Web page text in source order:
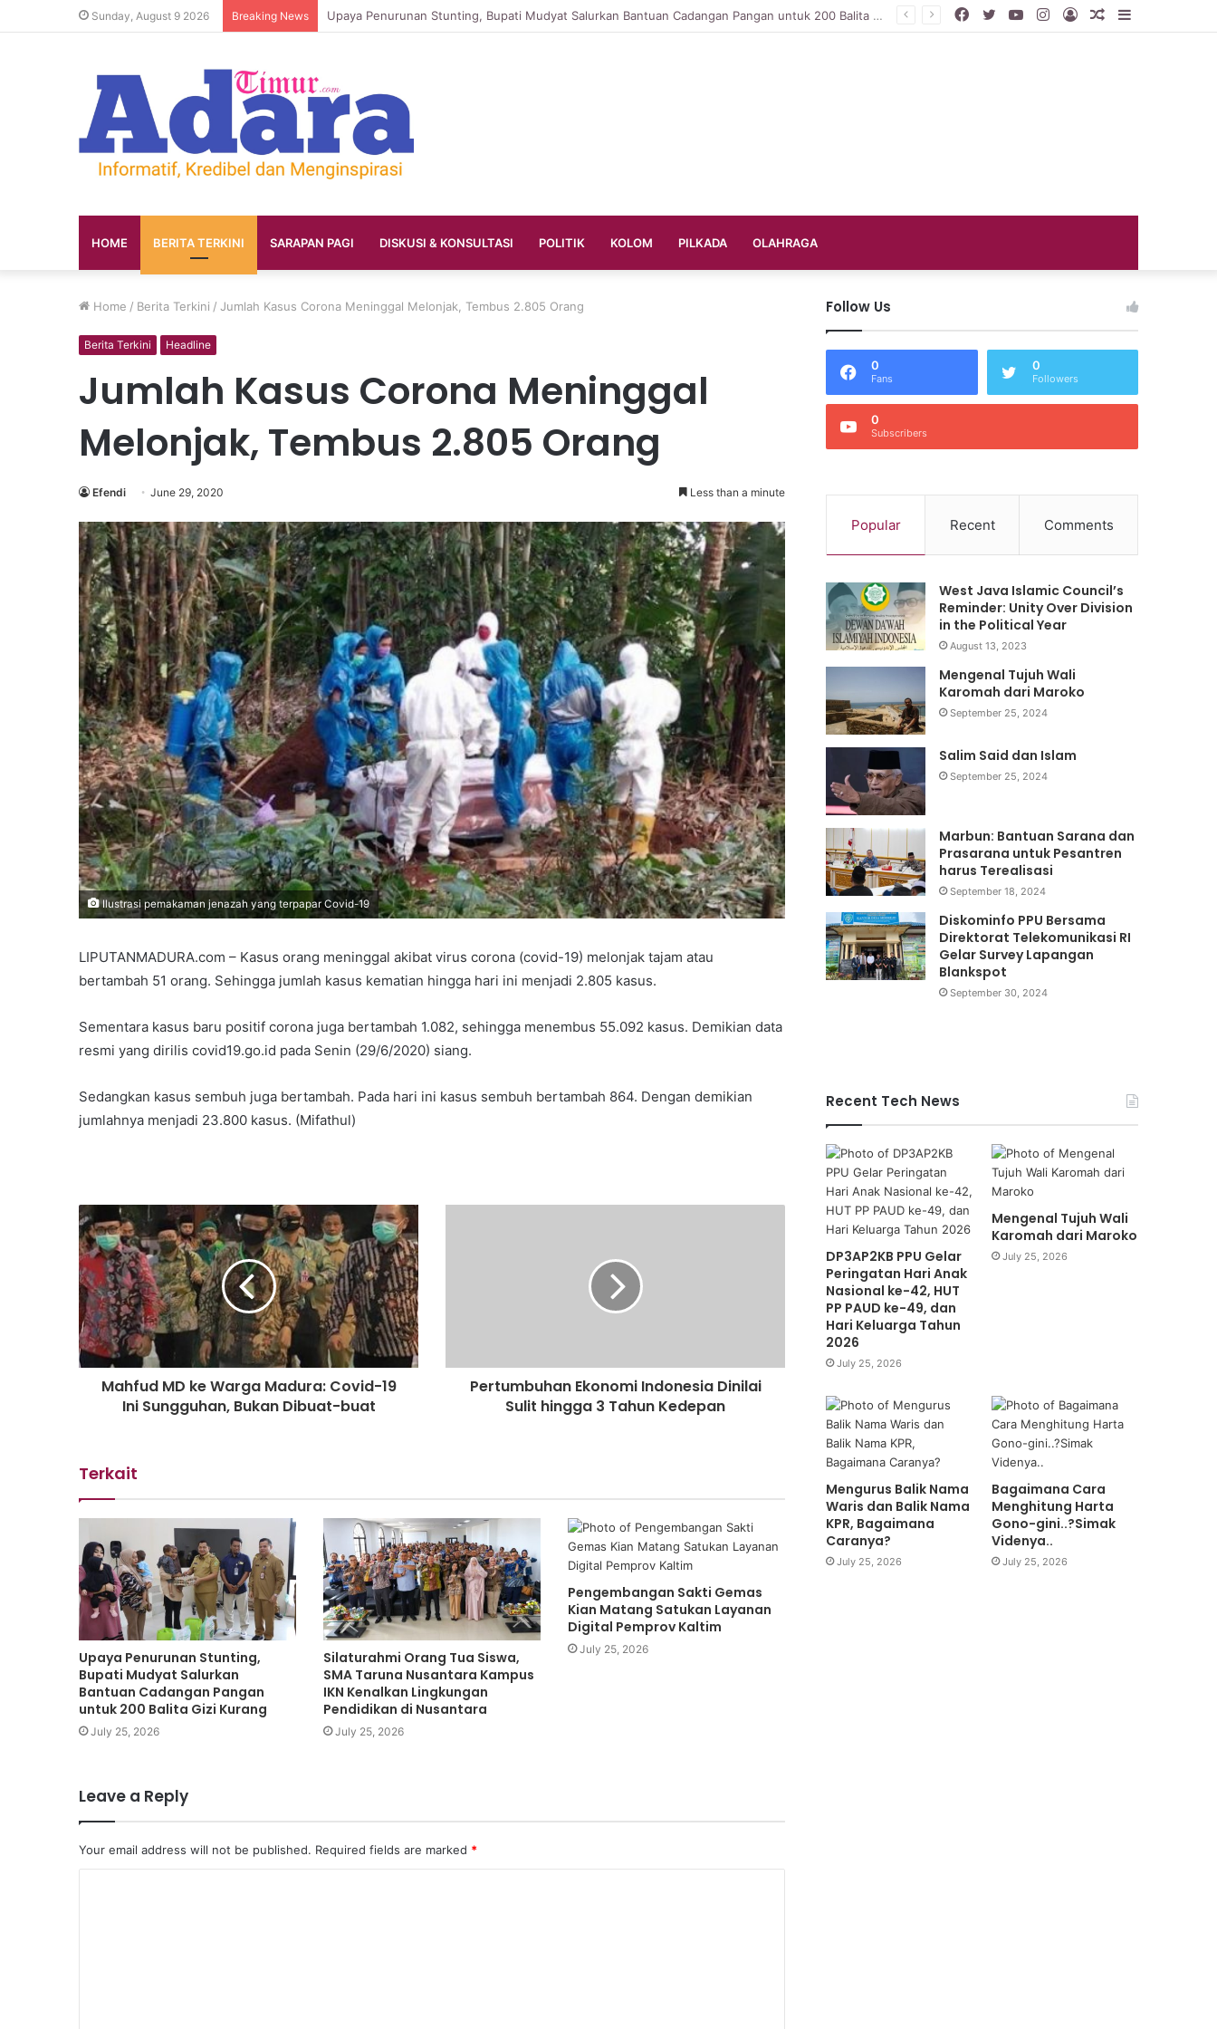
Sunday, August 9 2026 Breaking News DP3AP2KB PPU Gelar Peringatan Hari Anak Nasional ke-42, HUT PP PAUD ke-49, dan Hari Keluarga Tahun 2026 Sidebar
Random
Log
Instagram
YouTube
Twitter
Facebook
HOME BERITA TERKINI SARAPAN PAGI DISKUSI & KONSULTASI POLITIK KOLOM PILKADA OLAHRAGA
Home / Berita Terkini / Jumlah Kasus Corona Meninggal Melonjak, Tembus 2.805 Orang
Berita Terkini Headline
Jumlah Kasus Corona Meninggal
Melonjak, Tembus 2.805 Orang
Efendi June 29, 2020 Less than a minute
Ilustrasi pemakaman jenazah yang terpapar Covid-19
LIPUTANMADURA.com – Kasus orang meninggal akibat virus corona (covid-19) melonjak tajam atau
bertambah 51 orang. Sehingga jumlah kasus kematian hingga hari ini menjadi 2.805 kasus.
Sementara kasus baru positif corona juga bertambah 1.082, sehingga menembus 55.092 kasus. Demikian data
resmi yang dirilis covid19.go.id pada Senin (29/6/2020) siang.
Sedangkan kasus sembuh juga bertambah. Pada hari ini kasus sembuh bertambah 864. Dengan demikian
jumlahnya menjadi 23.800 kasus. (Mifathul)
Mahfud MD ke Warga Madura: Covid-19
Ini Sungguhan, Bukan Dibuat-buat
Pertumbuhan Ekonomi Indonesia Dinilai
Sulit hingga 3 Tahun Kedepan
Terkait
Upaya Penurunan Stunting,
Bupati Mudyat Salurkan
Bantuan Cadangan Pangan
untuk 200 Balita Gizi Kurang
July 25, 2026
Silaturahmi Orang Tua Siswa,
SMA Taruna Nusantara Kampus
IKN Kenalkan Lingkungan
Pendidikan di Nusantara
July 25, 2026
Pengembangan Sakti Gemas
Kian Matang Satukan Layanan
Digital Pemprov Kaltim
July 25, 2026
Leave a Reply
Your email address will not be published. Required fields are marked *
Follow Us
0
Fans
0
Followers
0
Subscribers
Popular Recent Comments
West Java Islamic Council’s
Reminder: Unity Over Division
in the Political Year
August 13, 2023
Mengenal Tujuh Wali
Karomah dari Maroko
September 25, 2024
Salim Said dan Islam
September 25, 2024
Marbun: Bantuan Sarana dan
Prasarana untuk Pesantren
harus Terealisasi
September 18, 2024
Diskominfo PPU Bersama
Direktorat Telekomunikasi RI
Gelar Survey Lapangan
Blankspot
September 30, 2024
Recent Tech News
DP3AP2KB PPU Gelar
Peringatan Hari Anak
Nasional ke-42, HUT
PP PAUD ke-49, dan
Hari Keluarga Tahun
2026
July 25, 2026
Mengenal Tujuh Wali
Karomah dari Maroko
July 25, 2026
Mengurus Balik Nama
Waris dan Balik Nama
KPR, Bagaimana
Caranya?
July 25, 2026
Bagaimana Cara
Menghitung Harta
Gono-gini..?Simak
Videnya..
July 25, 2026